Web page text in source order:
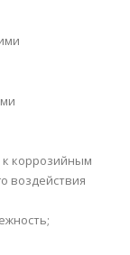
к коррозийным
воздействия